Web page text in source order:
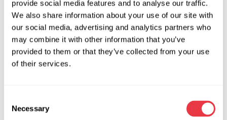
provide social media features and to analyse our traffic.
We also share information about your use of our site with
our social media, advertising and analytics partners who
may combine it with other information that you’ve
provided to them or that they’ve collected from your use
of their services.
Selection
Necessary
Коррозія алюмінію проявляється на поверхні у вигляді
білого порошку. Система постійно перебуває під дією
вологості. Волога, змішуючись із холодоагентом,
утворює кислоту, яка роз'їдає деталі з алюмінію.
Наслідком забруднення є частинки гуми. Коли
Коли застосовуються неякісні розчинники та добавки,
ущільнювальні кільця розпадаються на частини.